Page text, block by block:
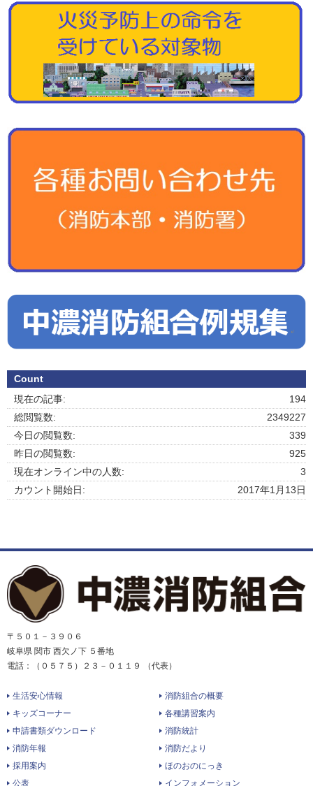
Count
194
現在の記事:
2349227
総閲覧数:
339
今日の閲覧数:
925
昨日の閲覧数:
3
現在オンライン中の人数:
2017年1月13日
カウント開始日:
〒５０１－３９０６
岐阜県 関市 西欠ノ下 ５番地
電話：（０５７５）２３－０１１９ （代表）
生活安心情報
消防組合の概要
キッズコーナー
各種講習案内
申請書類ダウンロード
消防統計
消防年報
消防だより
採用案内
ほのおのにっき
公表
インフォメーション